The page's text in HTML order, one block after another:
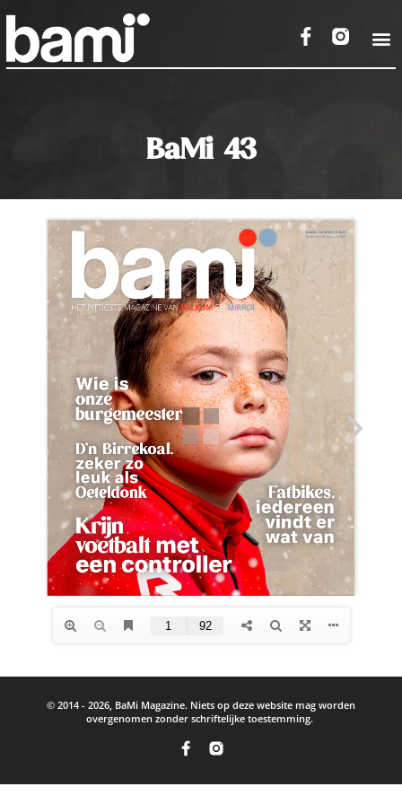
BaMi 43
© 2014 - 2026, BaMi Magazine. Niets op deze website mag worden
overgenomen zonder schriftelijke toestemming.